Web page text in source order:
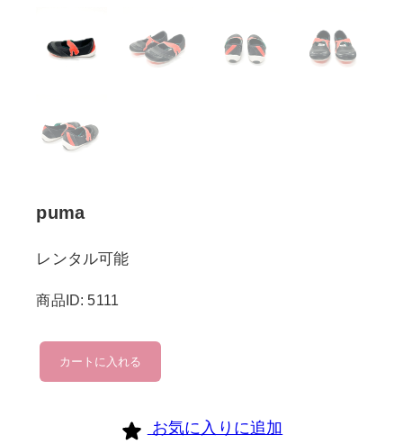
puma
レンタル可能
商品ID: 5111
puma
個
カートに入れる
お気に入りに追加